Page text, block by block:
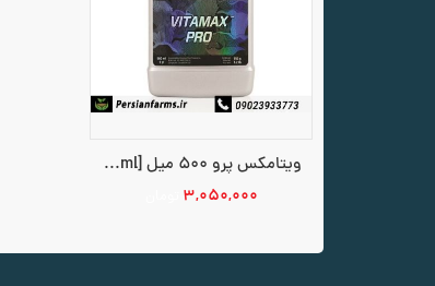
ویتامکس پرو 500 میل [Vitamax Pro 500 ml]
۳,۰۵۰,۰۰۰